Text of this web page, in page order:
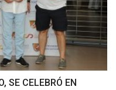
SE CELEBRÓ EN